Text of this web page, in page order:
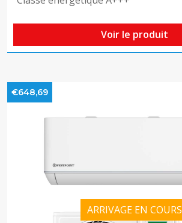
Voir le produit
ARRIVAGE EN COURS
€648,69